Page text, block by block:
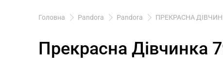
Головна Pandora Pandora ПРЕКРАСНА
Прекрасна Дівчинка